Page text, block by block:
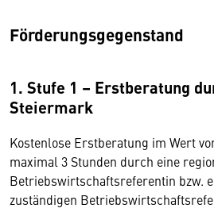
Förderungsgegenstand
1. Stufe 1 – Erstberatung
Steiermark
Kostenlose Erstberatung im Wert
maximal 3 Stunden durch eine
Betriebswirtschaftsreferentin bzw.
zuständigen